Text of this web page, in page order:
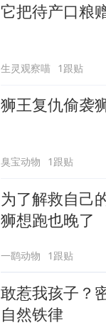
它把待产口粮
生灵观察喵 1跟贴
狮王复仇偷袭
臭宝动物 1跟贴
为了解救自己
狮想跑也晚了
一鹞动物 1跟贴
敢惹我孩子？
自然铁律